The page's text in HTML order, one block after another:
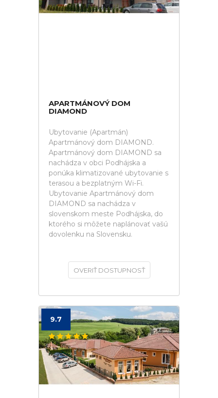
APARTMÁNOVÝ DOM
DIAMOND
Ubytovanie (Apartmán)
Apartmánový dom DIAMOND.
Apartmánový dom DIAMOND sa
nachádza v obci Podhájska a
ponúka klimatizované ubytovanie s
terasou a bezplatným Wi-Fi.
Ubytovanie Apartmánový dom
DIAMOND sa nachádza v
slovenskom meste Podhájska, do
ktorého si môžete naplánovať vašú
dovolenku na Slovensku.
OVERIŤ DOSTUPNOSŤ
9.7